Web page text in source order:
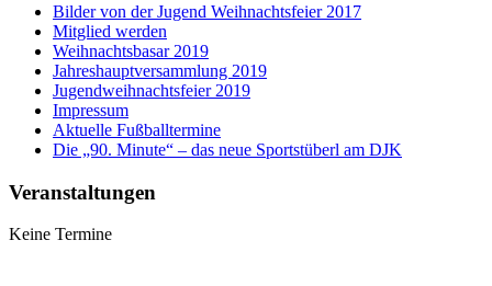
Bilder von der Jugend Weihnachtsfeier 2017
Mitglied werden
Weihnachtsbasar 2019
Jahreshauptversammlung 2019
Jugendweihnachtsfeier 2019
Impressum
Aktuelle Fußballtermine
Die „90. Minute“ – das neue Sportstüberl am DJK
Veranstaltungen
Keine Termine